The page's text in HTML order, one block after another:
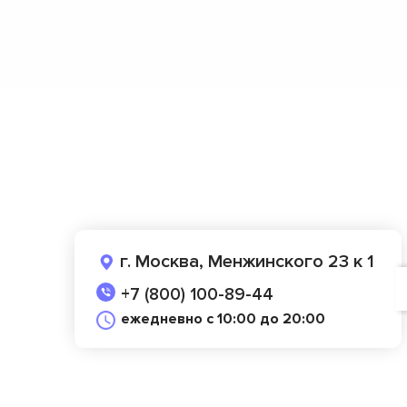
г. Москва, Менжинского 23 к 1
+7 (800) 100-89-44
ежедневно с 10:00 до 20:00